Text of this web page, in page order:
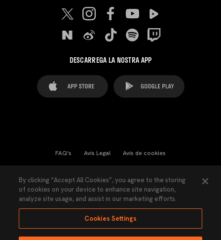
DESCARREGA LA NOSTRA APP
FAQ's Avís Legal Avís de cookies
Llei de Transparència Política de Privacitat
Accessibilitat
By clicking “Accept All Cookies”, you agree to the storing
of cookies on your device to enhance site navigation,
analyze site usage, and assist in our marketing efforts.
Cookies Settings